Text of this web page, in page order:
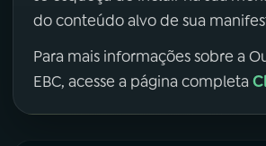
do conteúdo alvo de sua
Para mais informações sobre a
EBC, acesse a página completa